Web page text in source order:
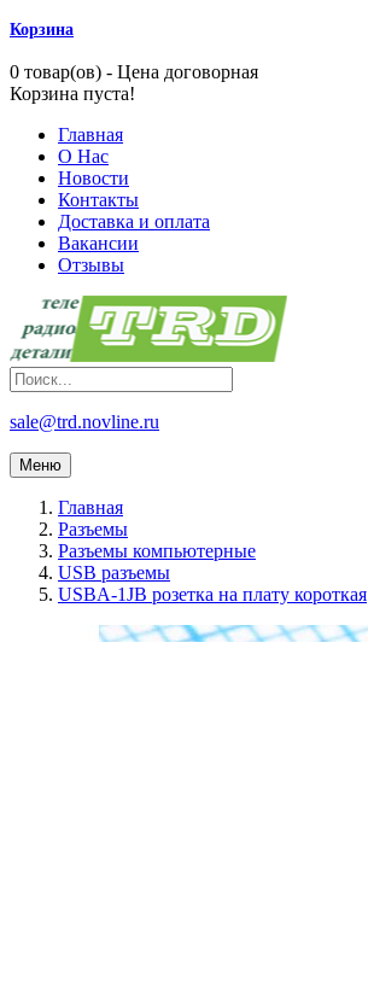
Корзина
0 товар(ов) - Цена договорная
Корзина пуста!
Главная
О Нас
Новости
Контакты
Доставка и оплата
Вакансии
Отзывы
sale@trd.novline.ru
Меню
Главная
Разъемы
Разъемы компьютерные
USB разъемы
USBA-1JB розетка на плату короткая